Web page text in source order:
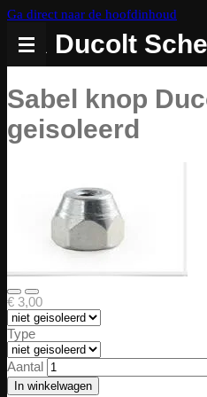
Ga direct naar de hoofdinhoud
Ducolt
Sabel knop
geisoleerd
€ 3,00
Type
Aantal
In winkelwagen